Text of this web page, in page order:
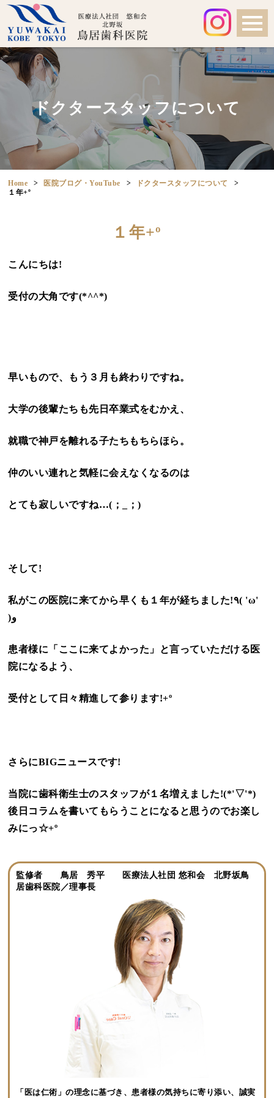
ドクタースタッフについて
Home 医院ブログ・YouTube
ドクタースタッフについて
１年+º
１年+º
こんにちは!
受付の大角です(*^^*)
早いもので、もう３月も終わりですね。
大学の後輩たちも先日卒業式をむかえ、
就職で神戸を離れる子たちもちらほら。
仲のいい連れと気軽に会えなくなるのは
とても寂しいですね…(；_；)
そして!
私がこの医院に来てから早くも１年が経ちました!٩( 'ω'
)و
患者様に「ここに来てよかった」と言っていただける医
院になるよう、
受付として日々精進して参ります!+º
さらにBIGニュースです!
当院に歯科衛生士のスタッフが１名増えました!(*'▽'*)
後日コラムを書いてもらうことになると思うのでお楽し
みにっ☆+º
監修者 鳥居 秀平 医療法人社団 悠和会 北野坂鳥
居歯科医院／理事長
「医は仁術」の理念に基づき、患者様の気持ちに寄り添い、誠実